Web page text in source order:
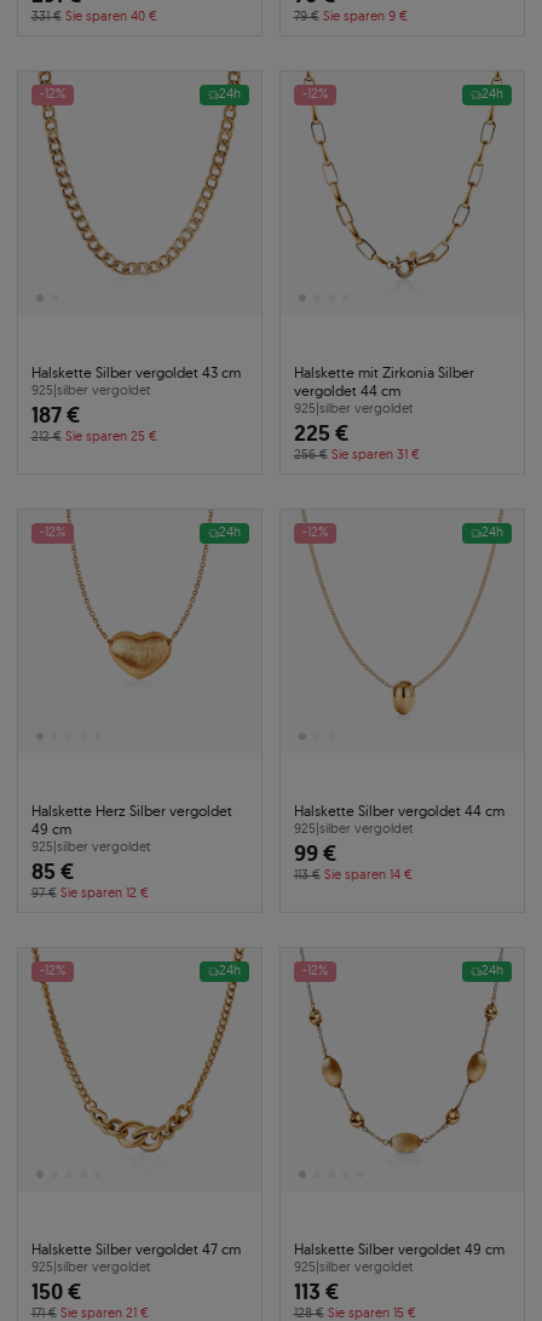
331 € Sie sparen 40 € 79 € Sie sparen 9 €
-12% 24h
Halskette Silber vergoldet 43 cm
925|silber vergoldet
187 €
212 € Sie sparen 25 €
-12% 24h
Halskette mit Zirkonia Silber
vergoldet 44 cm
925|silber vergoldet
225 €
256 € Sie sparen 31 €
-12% 24h
Halskette Herz Silber vergoldet
49 cm
925|silber vergoldet
85 €
97 € Sie sparen 12 €
-12% 24h
Halskette Silber vergoldet 44 cm
925|silber vergoldet
99 €
113 € Sie sparen 14 €
-12% 24h
Halskette Silber vergoldet 47 cm
925|silber vergoldet
150 €
171 € Sie sparen 21 €
-12% 24h
Halskette Silber vergoldet 49 cm
925|silber vergoldet
113 €
128 € Sie sparen 15 €